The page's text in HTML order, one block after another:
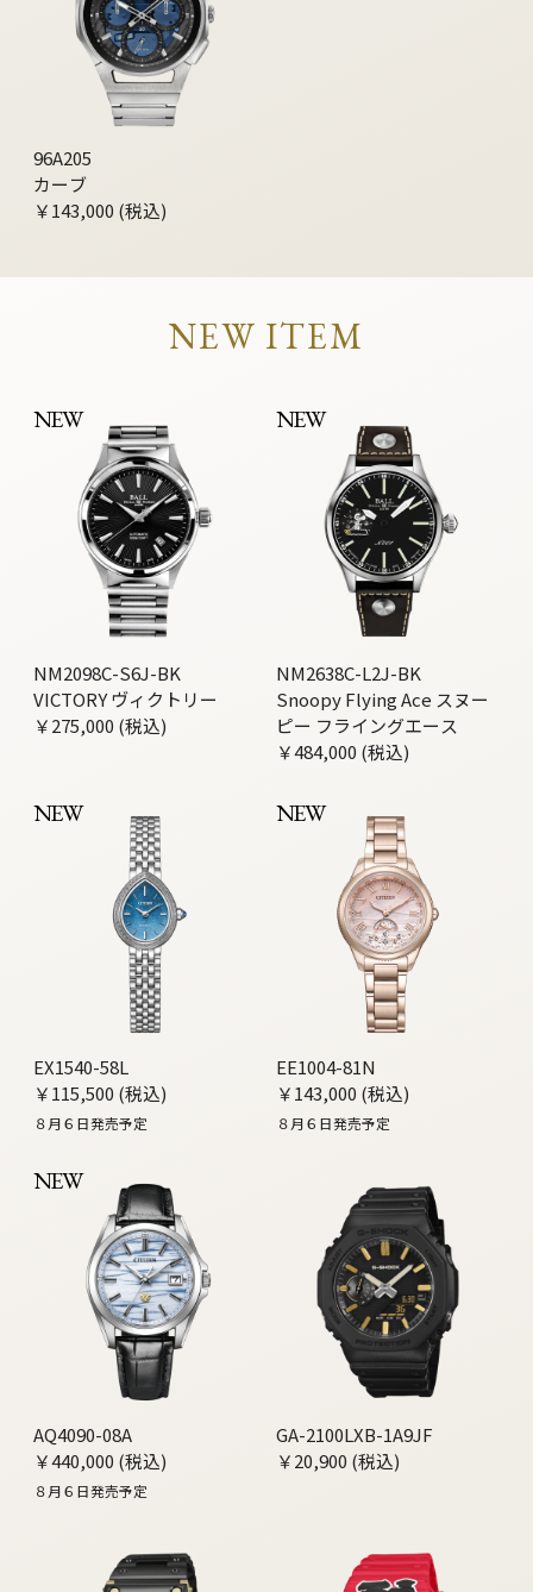
96A205
カーブ
￥143,000 (税込)
NEW ITEM
NEW
NM2098C-S6J-BK
VICTORY ヴィクトリー
￥275,000 (税込)
NEW
NM2638C-L2J-BK
Snoopy Flying Ace スヌー
ピー フライングエース
￥484,000 (税込)
NEW
EX1540-58L
￥115,500 (税込)
８月６日発売予定
NEW
EE1004-81N
￥143,000 (税込)
８月６日発売予定
NEW
AQ4090-08A
￥440,000 (税込)
８月６日発売予定
GA-2100LXB-1A9JF
￥20,900 (税込)